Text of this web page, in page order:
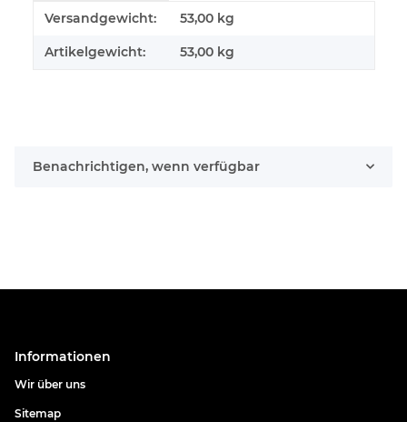
Produkteigenschaft
Wert
Versandgewicht: 53,00 kg
Artikelgewicht: 53,00 kg
Benachrichtigen, wenn verfügbar
Informationen
Wir über uns
Sitemap